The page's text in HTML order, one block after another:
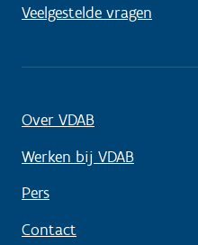
Veelgestelde vragen
Over VDAB
Werken bij VDAB
Pers
Contact